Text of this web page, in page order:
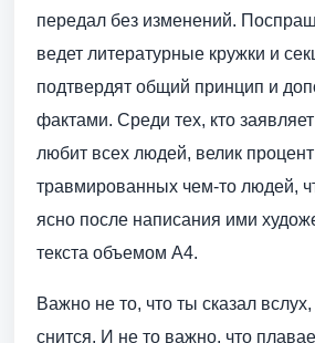
передал без изменений.
ведет литературные кружки и
подтвердят общий принцип и
фактами. Среди тех, кто
любит всех людей, велик процент
травмированных чем-то людей,
ясно после написания ими
текста объемом А4.
Важно не то, что ты сказал вслух,
снится. И не то важно, что